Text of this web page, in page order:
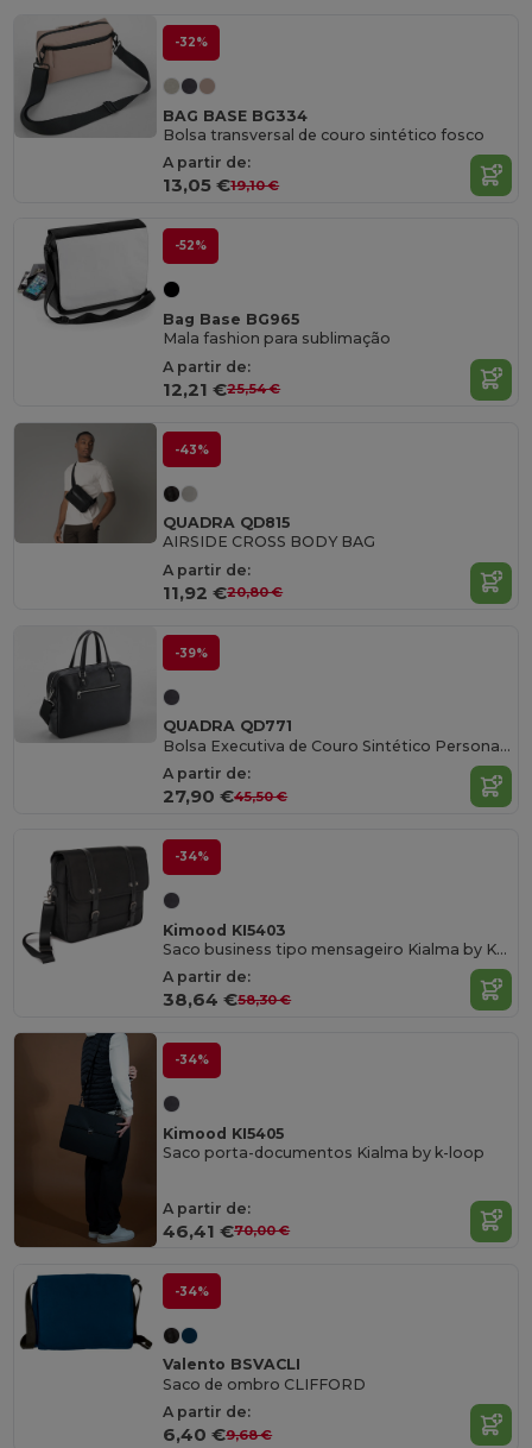
-32%
BAG BASE BG334
Bolsa transversal de couro sintético fosco
A partir de:
13,05 €19,10 €
-52%
Bag Base BG965
Mala fashion para sublimação
A partir de:
12,21 €25,54 €
-43%
QUADRA QD815
AIRSIDE CROSS BODY BAG
A partir de:
11,92 €20,80 €
-39%
QUADRA QD771
Bolsa Executiva de Couro Sintético Personalizada de
A partir de:
27,90 €45,50 €
-34%
Kimood KI5403
Saco business tipo mensageiro Kialma by K-loop
A partir de:
38,64 €58,30 €
-34%
Kimood KI5405
Saco porta-documentos Kialma by k-loop
A partir de:
46,41 €70,00 €
-34%
Valento BSVACLI
Saco de ombro CLIFFORD
A partir de:
6,40 €9,68 €